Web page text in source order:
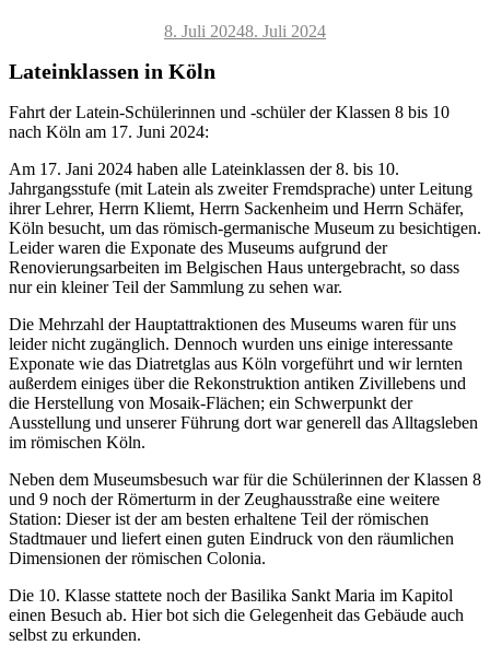
Veröffentlicht
8. Juli 20248. Juli 2024
Lateinklassen in Köln
Fahrt der Latein-Schülerinnen und -schüler der Klassen 8 bis 10
nach Köln am 17. Juni 2024:
Am 17. Jani 2024 haben alle Lateinklassen der 8. bis 10.
Jahrgangsstufe (mit Latein als zweiter Fremdsprache) unter Leitung
ihrer Lehrer, Herrn Kliemt, Herrn Sackenheim und Herrn Schäfer,
Köln besucht, um das römisch-germanische Museum zu besichtigen.
Leider waren die Exponate des Museums aufgrund der
Renovierungsarbeiten im Belgischen Haus untergebracht, so dass
nur ein kleiner Teil der Sammlung zu sehen war.
Die Mehrzahl der Hauptattraktionen des Museums waren für uns
leider nicht zugänglich. Dennoch wurden uns einige interessante
Exponate wie das Diatretglas aus Köln vorgeführt und wir lernten
außerdem einiges über die Rekonstruktion antiken Zivillebens und
die Herstellung von Mosaik-Flächen; ein Schwerpunkt der
Ausstellung und unserer Führung dort war generell das Alltagsleben
im römischen Köln.
Neben dem Museumsbesuch war für die Schülerinnen der Klassen 8
und 9 noch der Römerturm in der Zeughausstraße eine weitere
Station: Dieser ist der am besten erhaltene Teil der römischen
Stadtmauer und liefert einen guten Eindruck von den räumlichen
Dimensionen der römischen Colonia.
Die 10. Klasse stattete noch der Basilika Sankt Maria im Kapitol
einen Besuch ab. Hier bot sich die Gelegenheit das Gebäude auch
selbst zu erkunden.